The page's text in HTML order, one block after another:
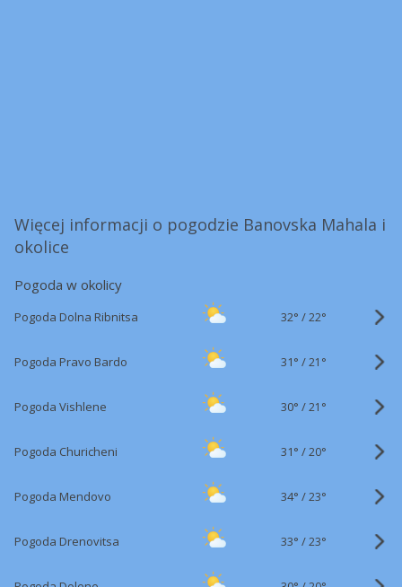
Więcej informacji o pogodzie Banovska Mahala i
okolice
Pogoda w okolicy
Pogoda Dolna Ribnitsa 32° /22°
Pogoda Pravo Bardo 31° /21°
Pogoda Vishlene 30° /21°
Pogoda Churicheni 31° /20°
Pogoda Mendovo 34° /23°
Pogoda Drenovitsa 33° /23°